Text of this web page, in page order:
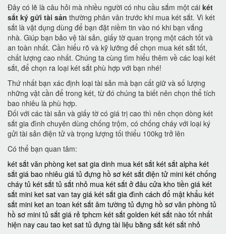
Đây có lẽ là câu hỏi mà nhiều người có nhu cầu sắm một cái két
sắt ký gửi tài sản thường phân vân trước khi mua két sắt. Vì két
sắt là vật dụng dùng để bạn đặt niềm tin vào nó khi bạn vắng
nhà. Giúp bạn bảo vệ tài sản, giấy tờ quan trọng một cách tốt và
an toàn nhất. Cần hiểu rõ và kỹ lưỡng để chọn mua két sắt tốt,
chất lượng cao nhất. Chúng ta cùng tìm hiểu thêm về các loại két
sắt, để chọn ra loại két sắt phù hợp với bạn nhé!
Thứ nhất bạn xác định loại tài sản mà bạn cất giữ và số lượng
những vật cần để trong két, từ đó chúng ta biết nên chọn thể tích
bao nhiêu là phù hợp.
Đối với các tài sản và giấy tờ có giá trị cao thì nên chọn dòng két
sắt gia đình chuyên dùng chống trộm, có chống cháy với loại ký
gửi tài sản điện tử và trọng lượng tối thiểu 100kg trở lên
Có thể bạn quan tâm:
két sắt văn phòng ket sat gia dinh mua két sắt két sắt alpha két
sắt giá bao nhiêu giá tủ đựng hồ sơ két sắt điện tử mini két chống
cháy tủ két sắt tủ sắt nhỏ mua két sắt ở đâu cửa kho tiền giá két
sắt mini ket sat van tay giá két sắt gia đình cách đổ mật khẩu két
sắt mini ket an toan két sắt âm tường tủ đựng hồ sơ văn phòng tủ
hồ sơ mini tủ sắt giá rẻ tphcm két sắt golden két sắt nào tốt nhất
hiện nay cau tao ket sat tủ đựng tài liệu bằng sắt két sắt nhỏ